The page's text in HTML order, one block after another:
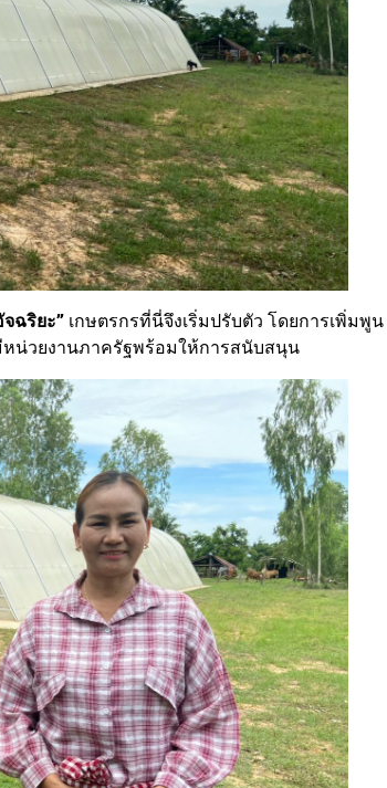
จฉริยะ” เกษตรกรที่นี่จึงเริ่มปรับตัว โดยการเพิ่มพูน
น่วยงานภาครัฐพร้อมให้การสนับสนุน